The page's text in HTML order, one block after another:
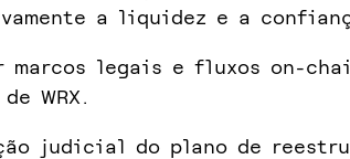
a liquidez e a
marcos legais e fluxos on-
WRX.
judicial do plano de